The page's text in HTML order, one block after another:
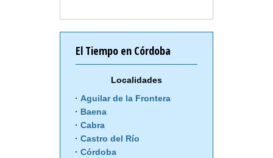
El Tiempo en Córdoba
Localidades
Aguilar de la Frontera
Baena
Cabra
Castro del Río
Córdoba